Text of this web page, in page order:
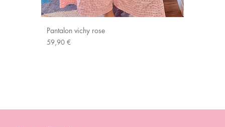
Pantalon vichy rose
Prix
59,90 €